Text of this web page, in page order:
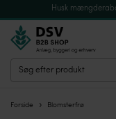
Husk
Forside › Blomsterfrø